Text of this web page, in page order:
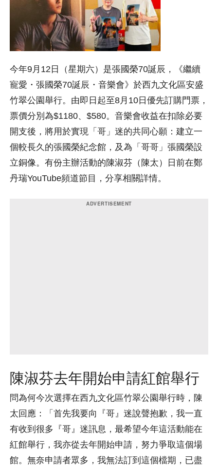
今年9月12日（星期六）是張國榮70誕辰，《繼續
寵愛・張國榮70誕辰・音樂會》於西九文化區安盛
竹翠公園舉行。由即日起至8月10日優先訂購門票，
票價分別為$1180、$580。音樂會收益在扣除必要
開支後，將用於實現「哥」迷的共同心願：建立一
個較長久的張國榮紀念館，及為「哥哥」張國榮設
立銅像。有份主辦活動的陳淑芬（陳太）日前在鄭
丹瑞YouTube頻道節目，分享相關詳情。
陳淑芬去年開始申請紅館舉行
問為何今次選擇在西九文化區竹翠公園舉行時，陳
太回應：「首先我要向『哥』迷說聲抱歉，我一直
有收到很多『哥』迷訊息，最希望今年這活動能在
紅館舉行，我亦從去年開始申請，努力爭取這個場
館。無奈申請者眾多，我無法訂到這個檔期，已盡